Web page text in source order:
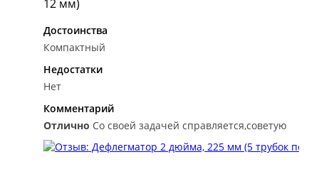
12 мм)
Достоинства
Компактный
Недостатки
Нет
Комментарий
Отлично Со своей задачей справляется,советую